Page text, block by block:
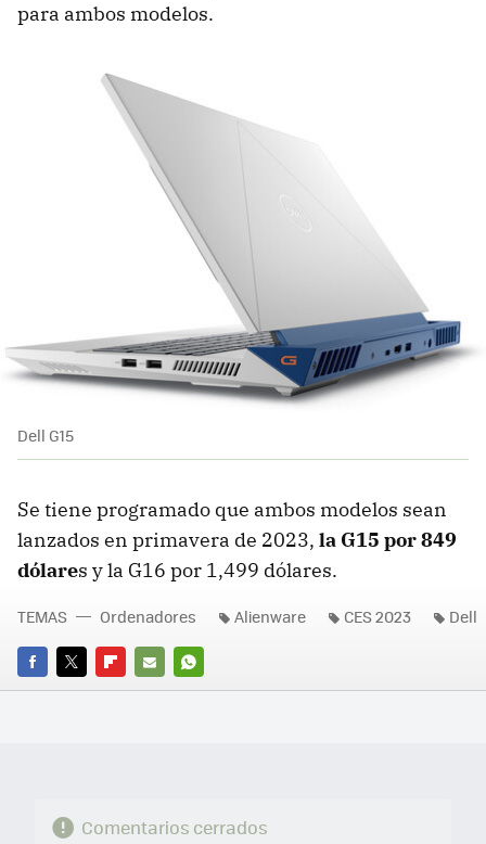
para ambos modelos.
Dell G15
Se tiene programado que ambos modelos sean
lanzados en primavera de 2023, la G15 por 849
dólares y la G16 por 1,499 dólares.
FACEBOOK
TWITTERFLIPBOARD
E-
WHATSAPP
TEMAS Ordenadores Alienware CES 2023 Dell
Comentarios cerrados